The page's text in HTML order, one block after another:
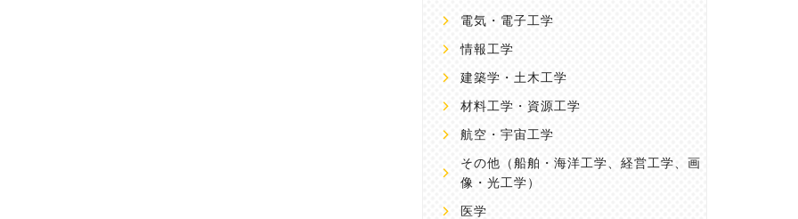
電気・電子工学
情報工学
建築学・土木工学
材料工学・資源工学
航空・宇宙工学
その他 （船舶・海洋工学、経営工学、画
像・光工学）
医学